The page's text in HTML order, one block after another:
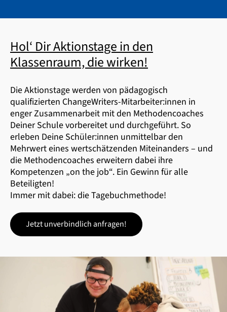
Hol‘ Dir Aktionstage in den
Klassenraum, die wirken!
Die Aktionstage werden von pädagogisch
qualifizierten ChangeWriters-Mitarbeiter:innen in
enger Zusammenarbeit mit den Methodencoaches
Deiner Schule vorbereitet und durchgeführt. So
erleben Deine Schüler:innen unmittelbar den
Mehrwert eines wertschätzenden Miteinanders – und
die Methodencoaches erweitern dabei ihre
Kompetenzen „on the job“. Ein Gewinn für alle
Beteiligten!
Immer mit dabei: die Tagebuchmethode!
Jetzt unverbindlich anfragen!